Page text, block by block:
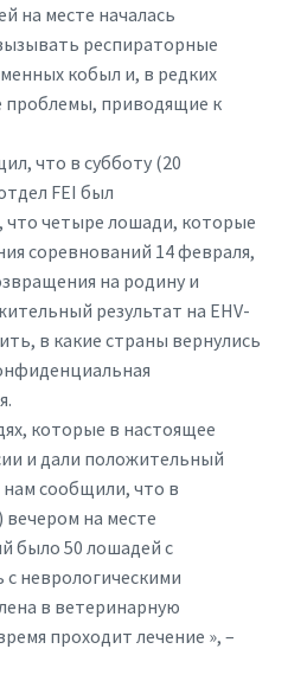
на месте началась
респираторные
кобыл и, в редких
проблемы, приводящие к
что в субботу (20
FEI был
четыре лошади, которые
соревнований 14 февраля,
на родину и
результат на EHV-
в какие страны вернулись
которые в настоящее
и дали положительный
нам сообщили, что в
вечером на месте
было 50 лошадей с
неврологическими
​​в ветеринарную
проходит лечение », –